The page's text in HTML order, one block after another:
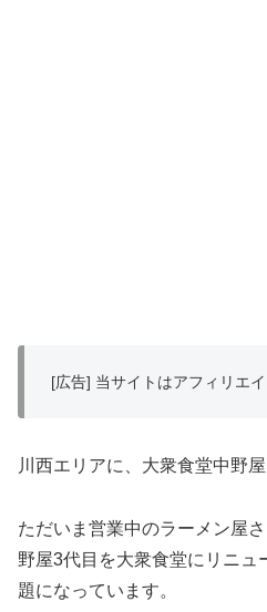
[広告] 当サイトはアフィリエ
川西エリアに、大衆食堂中野
ただいま営業中のラーメン屋
野屋3代目を大衆食堂にリニュ
題になっています。